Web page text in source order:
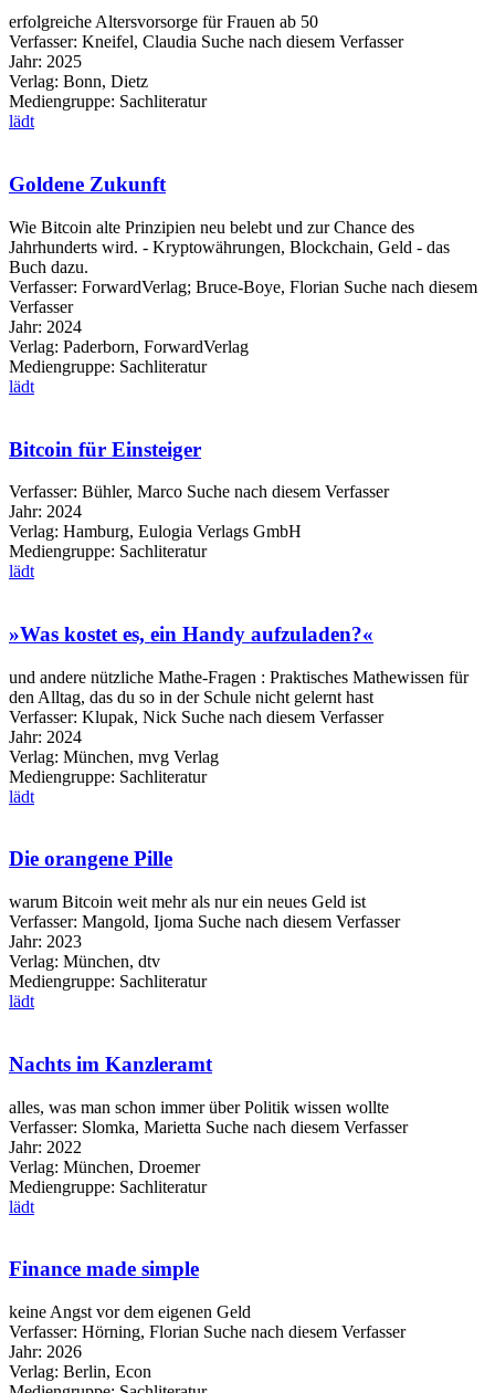
erfolgreiche Altersvorsorge für Frauen ab 50
Verfasser: Kneifel, Claudia Suche nach diesem Verfasser
Jahr: 2025
Verlag: Bonn, Dietz
Mediengruppe: Sachliteratur
lädt
Goldene Zukunft
Wie Bitcoin alte Prinzipien neu belebt und zur Chance des
Jahrhunderts wird. - Kryptowährungen, Blockchain, Geld - das
Buch dazu.
Verfasser: ForwardVerlag; Bruce-Boye, Florian Suche nach diesem
Verfasser
Jahr: 2024
Verlag: Paderborn, ForwardVerlag
Mediengruppe: Sachliteratur
lädt
Bitcoin für Einsteiger
Verfasser: Bühler, Marco Suche nach diesem Verfasser
Jahr: 2024
Verlag: Hamburg, Eulogia Verlags GmbH
Mediengruppe: Sachliteratur
lädt
»Was kostet es, ein Handy aufzuladen?«
und andere nützliche Mathe-Fragen : Praktisches Mathewissen für
den Alltag, das du so in der Schule nicht gelernt hast
Verfasser: Klupak, Nick Suche nach diesem Verfasser
Jahr: 2024
Verlag: München, mvg Verlag
Mediengruppe: Sachliteratur
lädt
Die orangene Pille
warum Bitcoin weit mehr als nur ein neues Geld ist
Verfasser: Mangold, Ijoma Suche nach diesem Verfasser
Jahr: 2023
Verlag: München, dtv
Mediengruppe: Sachliteratur
lädt
Nachts im Kanzleramt
alles, was man schon immer über Politik wissen wollte
Verfasser: Slomka, Marietta Suche nach diesem Verfasser
Jahr: 2022
Verlag: München, Droemer
Mediengruppe: Sachliteratur
lädt
Finance made simple
keine Angst vor dem eigenen Geld
Verfasser: Hörning, Florian Suche nach diesem Verfasser
Jahr: 2026
Verlag: Berlin, Econ